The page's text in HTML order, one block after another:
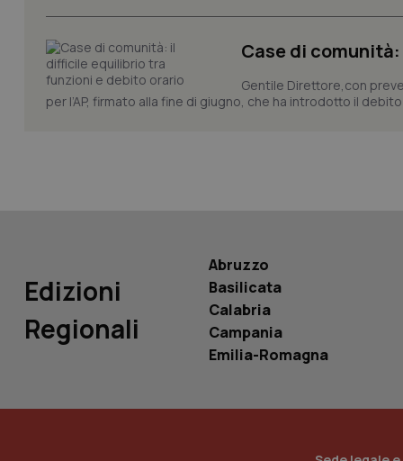
Case di
Gentile Direttore,con
per l’AP, firmato alla fine di giugno, che ha introdotto il
Edizioni
Regionali
Abruzzo
Basilicata
Calabria
Campania
Emilia-Romagna
_ga_KM60CM4NPH
ROLLOUT_TOKEN
ironfish-tracking-